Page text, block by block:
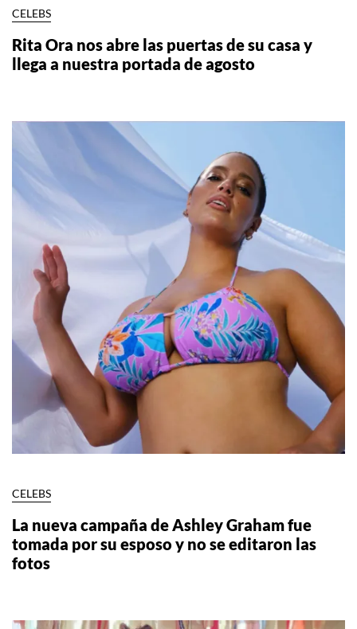
CELEBS
Rita Ora nos abre las puertas de su casa y
llega a nuestra portada de agosto
CELEBS
La nueva campaña de Ashley Graham fue
tomada por su esposo y no se editaron las
fotos